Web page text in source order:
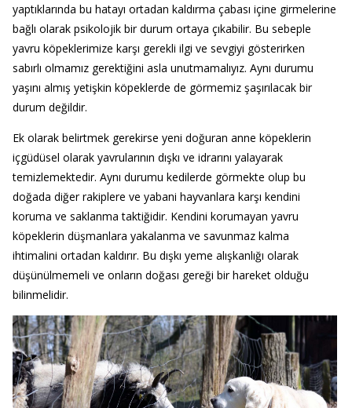
yaptıklarında bu hatayı ortadan kaldırma çabası içine girmelerine
bağlı olarak psikolojik bir durum ortaya çıkabilir. Bu sebeple
yavru köpeklerimize karşı gerekli ilgi ve sevgiyi gösterirken
sabırlı olmamız gerektiğini asla unutmamalıyız. Aynı durumu
yaşını almış yetişkin köpeklerde de görmemiz şaşırılacak bir
durum değildir.
Ek olarak belirtmek gerekirse yeni doğuran anne köpeklerin
içgüdüsel olarak yavrularının dışkı ve idrarını yalayarak
temizlemektedir. Aynı durumu kedilerde görmekte olup bu
doğada diğer rakiplere ve yabani hayvanlara karşı kendini
koruma ve saklanma taktiğidir. Kendini korumayan yavru
köpeklerin düşmanlara yakalanma ve savunmaz kalma
ihtimalini ortadan kaldırır. Bu dışkı yeme alışkanlığı olarak
düşünülmemeli ve onların doğası gereği bir hareket olduğu
bilinmelidir.